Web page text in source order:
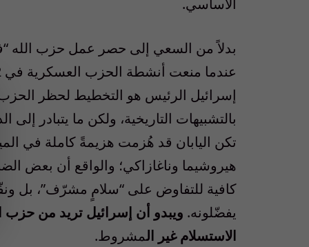
بدلاً من السعي إلى حصر عمل حزب الله
إسرائيل الرئيس هو التخطيط لحظر الحزب
بالتشبيهات التاريخية، ولكن ما يتبادر إلى
تكن اليابان قد هُزمت هزيمةً كاملة في
هيروشيما وناغازاكي؛ والواقع أن بعض
كافية للتفاوض على “سلامٍ مشرّف”، بل
يفضّلونه. ويبدو أن إسرائيل تريد من حزب
الاستسلام غير المشروط.